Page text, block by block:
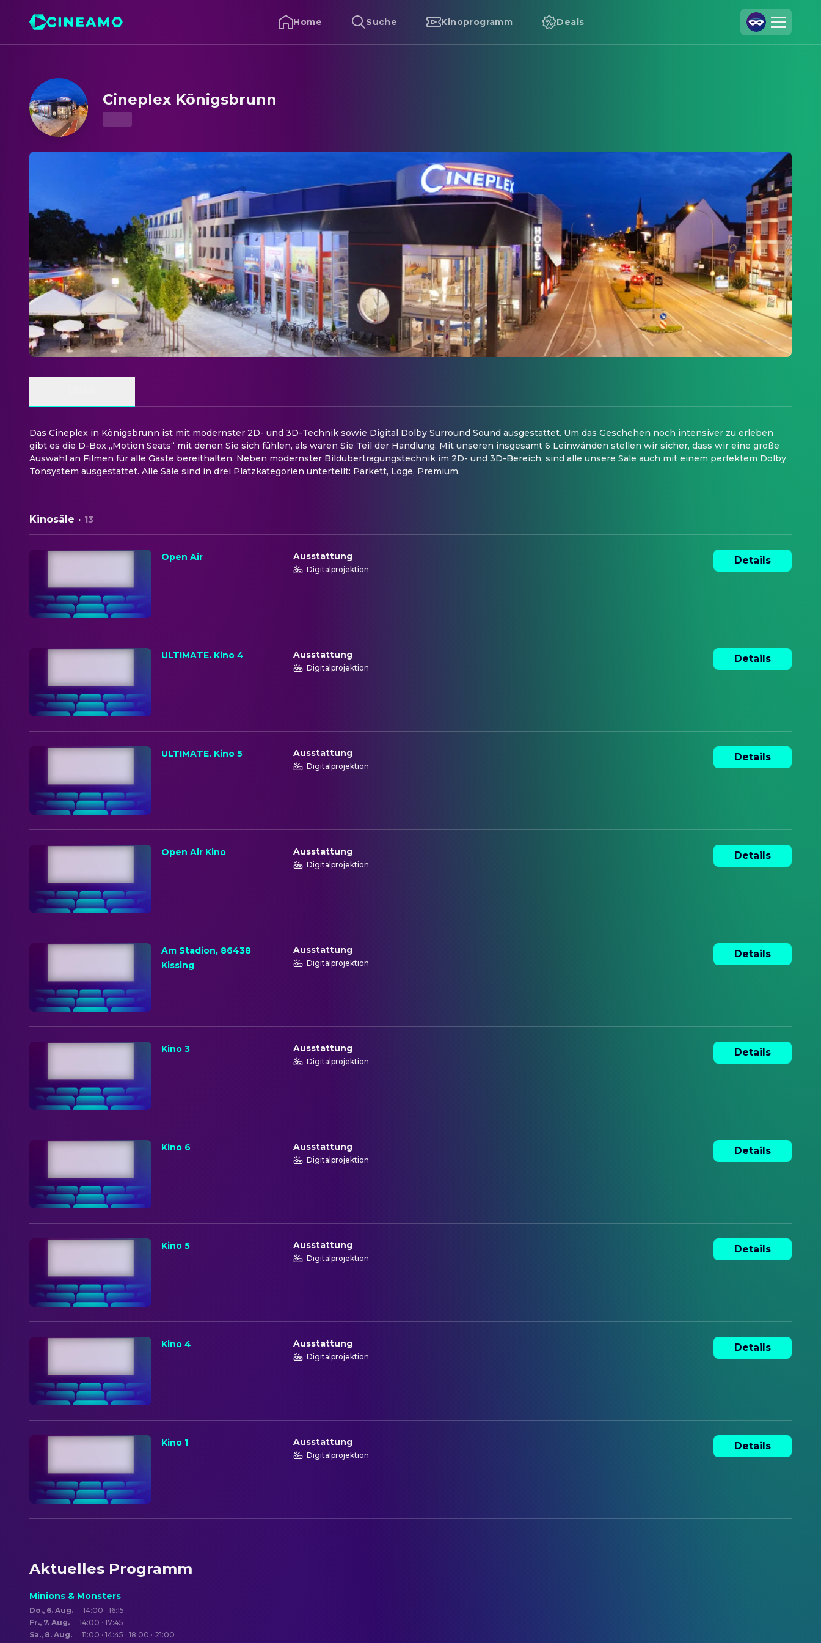
Home Suche Kinoprogramm Deals
Datenschutzerklärung
Datenschutzeinstellungen
Cineplex Königsbrunn
Das Cineplex in Königsbrunn ist mit modernster 2D- und 3D-Technik sowie Digital Dolby Surround Sound ausgestattet. Um das Geschehen noch intensiver zu erleben
gibt es die D-Box „Motion Seats“ mit denen Sie sich fühlen, als wären Sie Teil der Handlung. Mit unseren insgesamt 6 Leinwänden stellen wir sicher, dass wir eine große
Auswahl an Filmen für alle Gäste bereithalten. Neben modernster Bildübertragungstechnik im 2D- und 3D-Bereich, sind alle unsere Säle auch mit einem perfektem Dolby
Tonsystem ausgestattet. Alle Säle sind in drei Platzkategorien unterteilt: Parkett, Loge, Premium.
Kinosäle · 13
Open Air Ausstattung
Digitalprojektion
Details
ULTIMATE. Kino 4 Ausstattung
Digitalprojektion
Details
ULTIMATE. Kino 5 Ausstattung
Digitalprojektion
Details
Open Air Kino Ausstattung
Digitalprojektion
Details
Am Stadion, 86438
Kissing
Ausstattung
Digitalprojektion
Details
Kino 3 Ausstattung
Digitalprojektion
Details
Kino 6 Ausstattung
Digitalprojektion
Details
Kino 5 Ausstattung
Digitalprojektion
Details
Kino 4 Ausstattung
Digitalprojektion
Details
Kino 1 Ausstattung
Digitalprojektion
Details
Aktuelles Programm
Minions & Monsters
Do., 6. Aug.
14:00 · 16:15
Fr., 7. Aug.
14:00 · 17:45
Sa., 8. Aug.
11:00 · 14:45 · 18:00 · 21:00